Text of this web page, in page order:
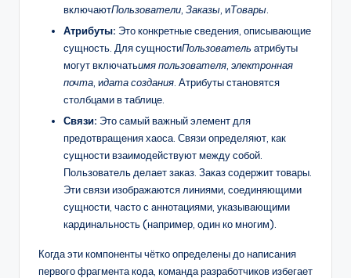
включаютПользователи Заказы , иТовары
Атрибуты: Это конкретные сведения, описывающие
сущность. Для сущностиПользователь атрибуты
могут включатьимя пользователя электронная
почта , идата создания . Атрибуты становятся
столбцами в таблице.
Связи: Это самый важный элемент для
предотвращения хаоса. Связи определяют, как
сущности взаимодействуют между собой.
Пользователь делает заказ. Заказ содержит товары.
Эти связи изображаются линиями, соединяющими
сущности, часто с аннотациями, указывающими
кардинальность (например, один ко многим).
Когда эти компоненты чётко определены до написания
первого фрагмента кода, команда разработчиков избегает